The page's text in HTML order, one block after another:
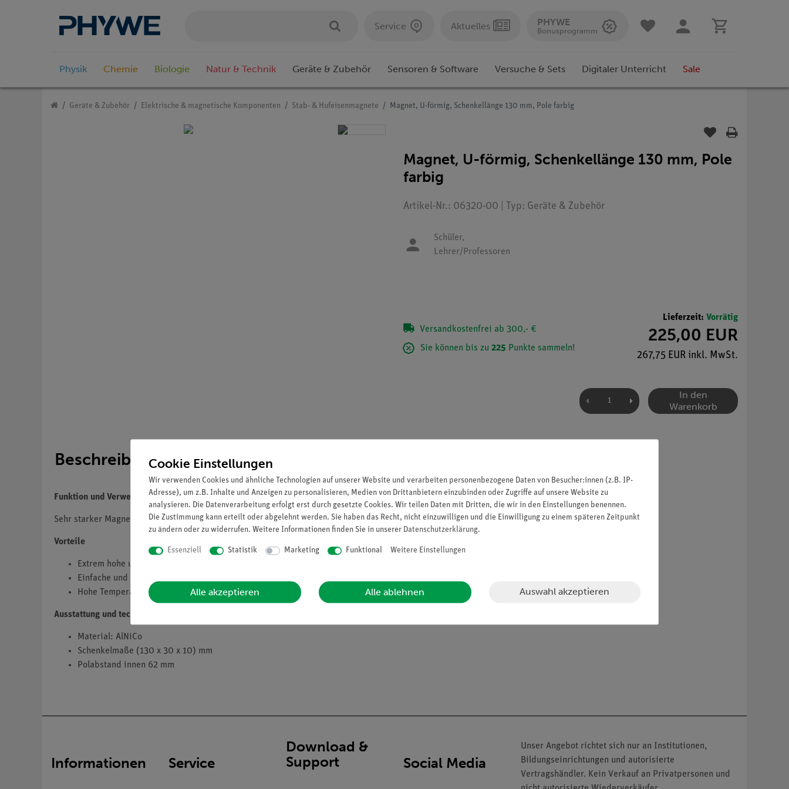
Service Aktuelles PHYWE
Bonusprogramm
Physik Chemie Biologie Natur & Technik Geräte & Zubehör Sensoren & Software Versuche & Sets Digitaler Unterricht Sale
Geräte & Zubehör Elektrische & magnetische Komponenten Stab- & Hufeisenmagnete Magnet, U-förmig, Schenkellänge 130 mm, Pole farbig
Magnet, U-förmig, Schenkellänge 130 mm, Pole
farbig
Artikel-Nr.: 06320-00 | Typ: Geräte & Zubehör
Schüler,
Lehrer/Professoren
Versandkostenfrei ab 300,- €
Sie können bis zu 225 Punkte sammeln!
Lieferzeit: Vorrätig
225,00 EUR
267,75 EUR inkl. MwSt.
In den
Warenkorb
Beschreibung
Funktion und Verwendung
Sehr starker Magnet mit farbiger Polkennzeichnung und mit Joch. Stirnflächen mit 4mm-Bohrungen zum Aufsetzen von Polschuhen oder Motoraufsatz.
Vorteile
Extrem hohe und stabile Magnetkraft
Einfache und Montage durch 4-mm-Bohrungen
Hohe Temperatur- und Langzeitbeständigkeit für zuverlässigen Dauereinsatz
Ausstattung und technische Daten
Material: AlNiCo
Schenkelmaße (130 x 30 x 10) mm
Polabstand innen 62 mm
Informationen Service
Download &
Support
Social Media
Unser Angebot richtet sich nur an Institutionen,
Bildungseinrichtungen und autorisierte
Vertragshändler. Kein Verkauf an Privatpersonen und
Cookie Einstellungen
Wir verwenden Cookies und ähnliche Technologien auf unserer Website und verarbeiten personenbezogene Daten von Besucher:innen (z.B. IP-
Adresse), um z.B. Inhalte und Anzeigen zu personalisieren, Medien von Drittanbietern einzubinden oder Zugriffe auf unsere Website zu
analysieren. Die Datenverarbeitung erfolgt erst durch gesetzte Cookies. Wir teilen Daten mit Dritten, die wir in den Einstellungen benennen.
Die Zustimmung kann erteilt oder abgelehnt werden. Sie haben das Recht, nicht einzuwilligen und die Einwilligung zu einem späteren Zeitpunkt
zu ändern oder zu widerrufen. Weitere Informationen finden Sie in unserer Daten­schutz­erklärung.
Essenziell Statistik Marketing Funktional Weitere Einstellungen
Alle akzeptieren Alle ablehnen Auswahl akzeptieren